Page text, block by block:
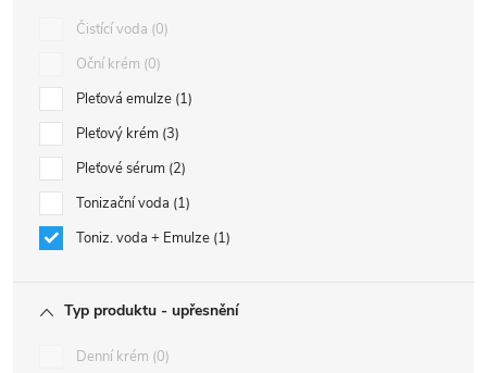
Čistící voda 0
Oční krém 0
Pleťová emulze 1
Pleťový krém 3
Pleťové sérum 2
Tonizační voda 1
Toniz. voda + Emulze 1
Typ produktu - upřesnění
Denní krém 0